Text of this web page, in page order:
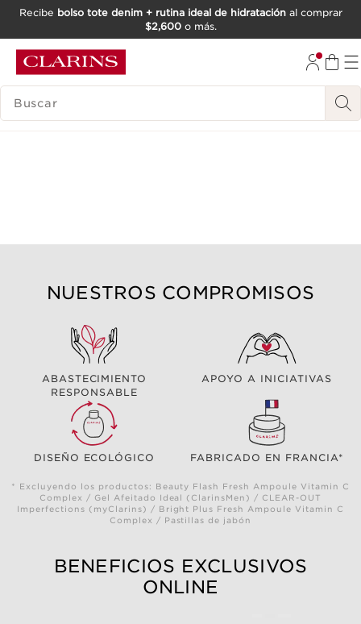
IR AL PIE DE PÁGINA
Recibe bolso tote denim + rutina ideal de hidrataciónal comprar
$2,600o más.
BUSCAR
NUESTROS COMPROMISOS
ABASTECIMIENTO
RESPONSABLE
APOYO A INICIATIVAS
DISEÑO ECOLÓGICO FABRICADO EN FRANCIA*
* Excluyendo los productos: Beauty Flash Fresh Ampoule Vitamin C
Complex / Gel Afeitado Ideal (ClarinsMen) / CLEAR-OUT
Imperfections (myClarins) / Bright Plus Fresh Ampoule Vitamin C
Complex / Pastillas de jabón
BENEFICIOS EXCLUSIVOS
ONLINE